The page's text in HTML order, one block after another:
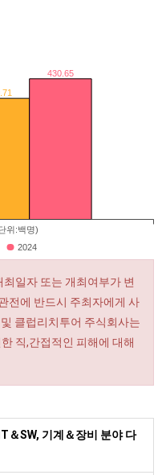
430.65
위:백명)
2024
일자 또는 개최여부가 변
전에 반드시 주최자에게 사
클럽리치투어 주식회사는
직,간접적인 피해에 대해
＆SW, 기계＆장비 분야 다